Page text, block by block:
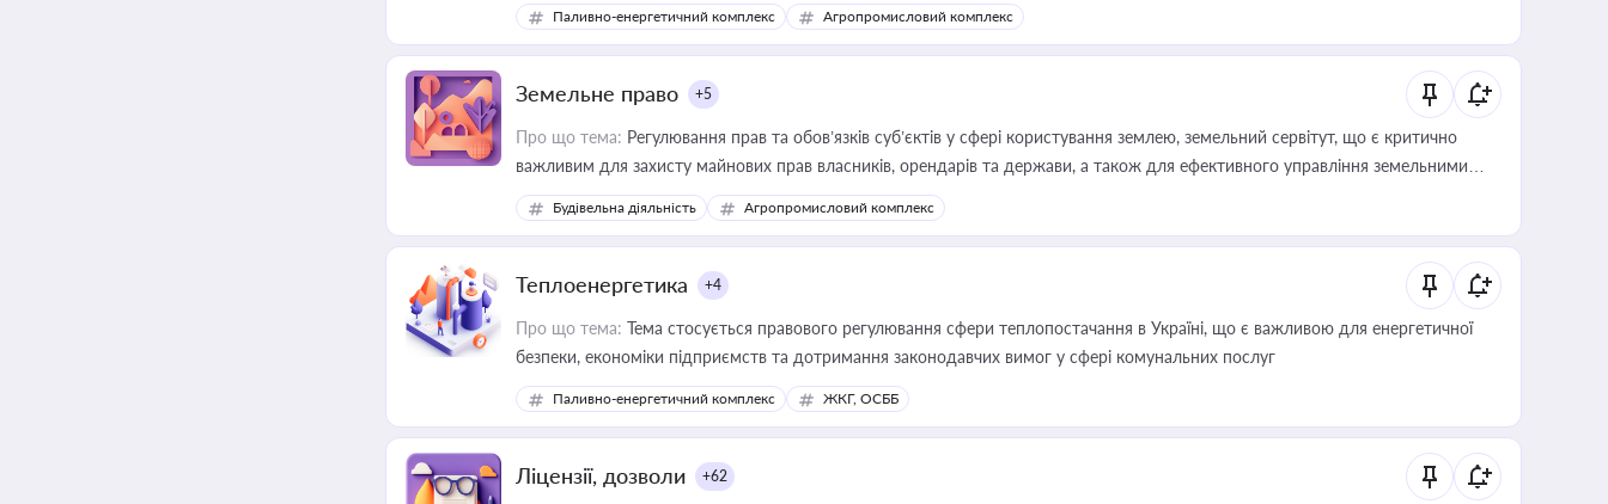
Паливно-енергетичний комплекс Агропромисловий комплекс
Земельне право +5
Про що тема: Регулювання прав та обов’язків суб’єктів у сфері користування землею, земельний сервітут, що є критично
важливим для захисту майнових прав власників, орендарів та держави, а також для ефективного управління земельними
ресурсами
Будівельна діяльність Агропромисловий комплекс
Теплоенергетика +4
Про що тема: Тема стосується правового регулювання сфери теплопостачання в Україні, що є важливою для енергетичної
безпеки, економіки підприємств та дотримання законодавчих вимог у сфері комунальних послуг
Паливно-енергетичний комплекс ЖКГ, ОСББ
Ліцензії, дозволи +62